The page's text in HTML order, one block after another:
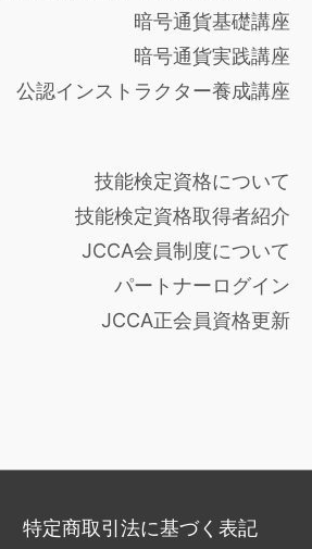
暗号通貨基礎講座
暗号通貨実践講座
公認インストラクター養成講座
技能検定資格について
技能検定資格取得者紹介
JCCA会員制度について
パートナーログイン
JCCA正会員資格更新
特定商取引法に基づく表記